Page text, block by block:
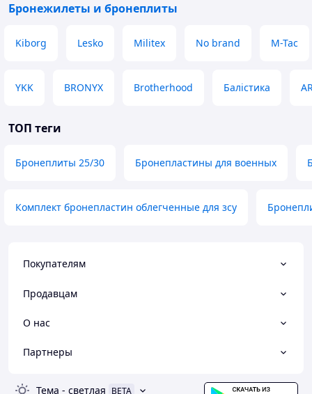
Бронежилеты и бронеплиты
Kiborg Lesko Militex No brand M-Tac
YKK BRONYX Brotherhood Балістика
ТОП теги
Бронеплиты 25/30 Бронепластины для военных
Комплект бронепластин облегченные для зсу
Покупателям
Продавцам
О нас
Партнеры
Тема - светлая BETA